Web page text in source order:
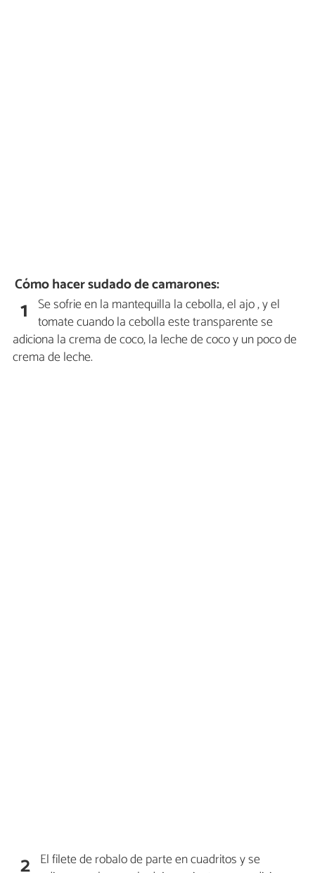
Cómo hacer sudado de camarones:
1 Se sofrie en la mantequilla la cebolla, el ajo , y el
tomate cuando la cebolla este transparente se
adiciona la crema de coco, la leche de coco y un poco de
crema de leche.
2 El filete de robalo de parte en cuadritos y se